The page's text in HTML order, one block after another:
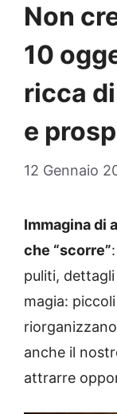
Non
10
ricca
e
12 Gennaio
Immagina di
che “scorre”
puliti,
magia:
riorganizzano
anche il
attrarre